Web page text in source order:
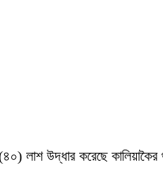
লাশ উদ্ধার করেছে